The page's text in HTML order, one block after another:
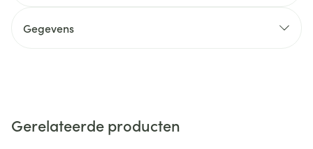
Gegevens
Gerelateerde producten